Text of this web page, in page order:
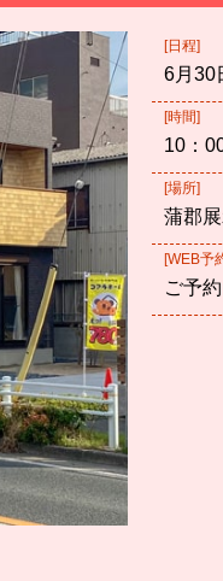
[日程]
6月30
[時間]
10：
[場所]
蒲郡
[WEB予
ご予